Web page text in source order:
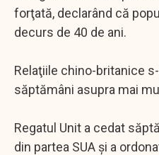
forţată, declarând că
decurs de 40 de ani.
Relaţiile chino-britanice
săptămâni asupra mai
Regatul Unit a cedat
din partea SUA şi a